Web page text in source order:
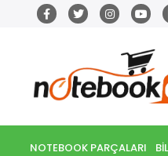
NOTEBOOK PARÇALARI